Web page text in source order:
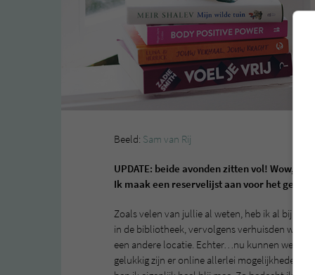
Beeld: Sam van Rij
UPDATE: beide avonden zitten vol! Wow,
Ik maak een reservelijst aan voor het geval
Zoals velen van jullie al weten, heb ik al bijna
in de bibliotheek, vervolgens verhuisden we
een andere locatie. Echter…nu kunnen we
gelukkig zijn er online allerlei mogelijkheden!